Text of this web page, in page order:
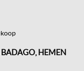
HEMEN